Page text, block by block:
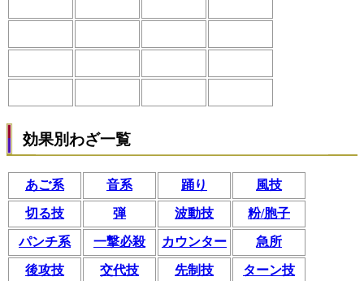
効果別わざ一覧
あご系 音系 踊り 風技
切る技 弾 波動技 粉/胞子
パンチ系 一撃必殺 カウンター 急所
後攻技 交代技 先制技 ターン技